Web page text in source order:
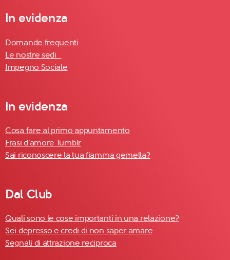
In evidenza
Domande frequenti
Le nostre sedi
Impegno Sociale
In evidenza
Cosa fare al primo appuntamento
Frasi d'amore Tumblr
Sai riconoscere la tua fiamma gemella?
Dal Club
Quali sono le cose importanti in una relazione?
Sei depresso e credi di non saper amare
Segnali di attrazione reciproca